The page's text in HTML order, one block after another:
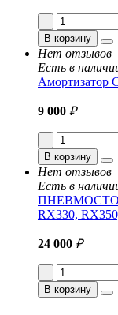
В корзину
Нет отзывов
Есть в
Амортизатор
9 000 ₽
В корзину
Нет отзывов
Есть в
RX330,
24 000 ₽
В корзину